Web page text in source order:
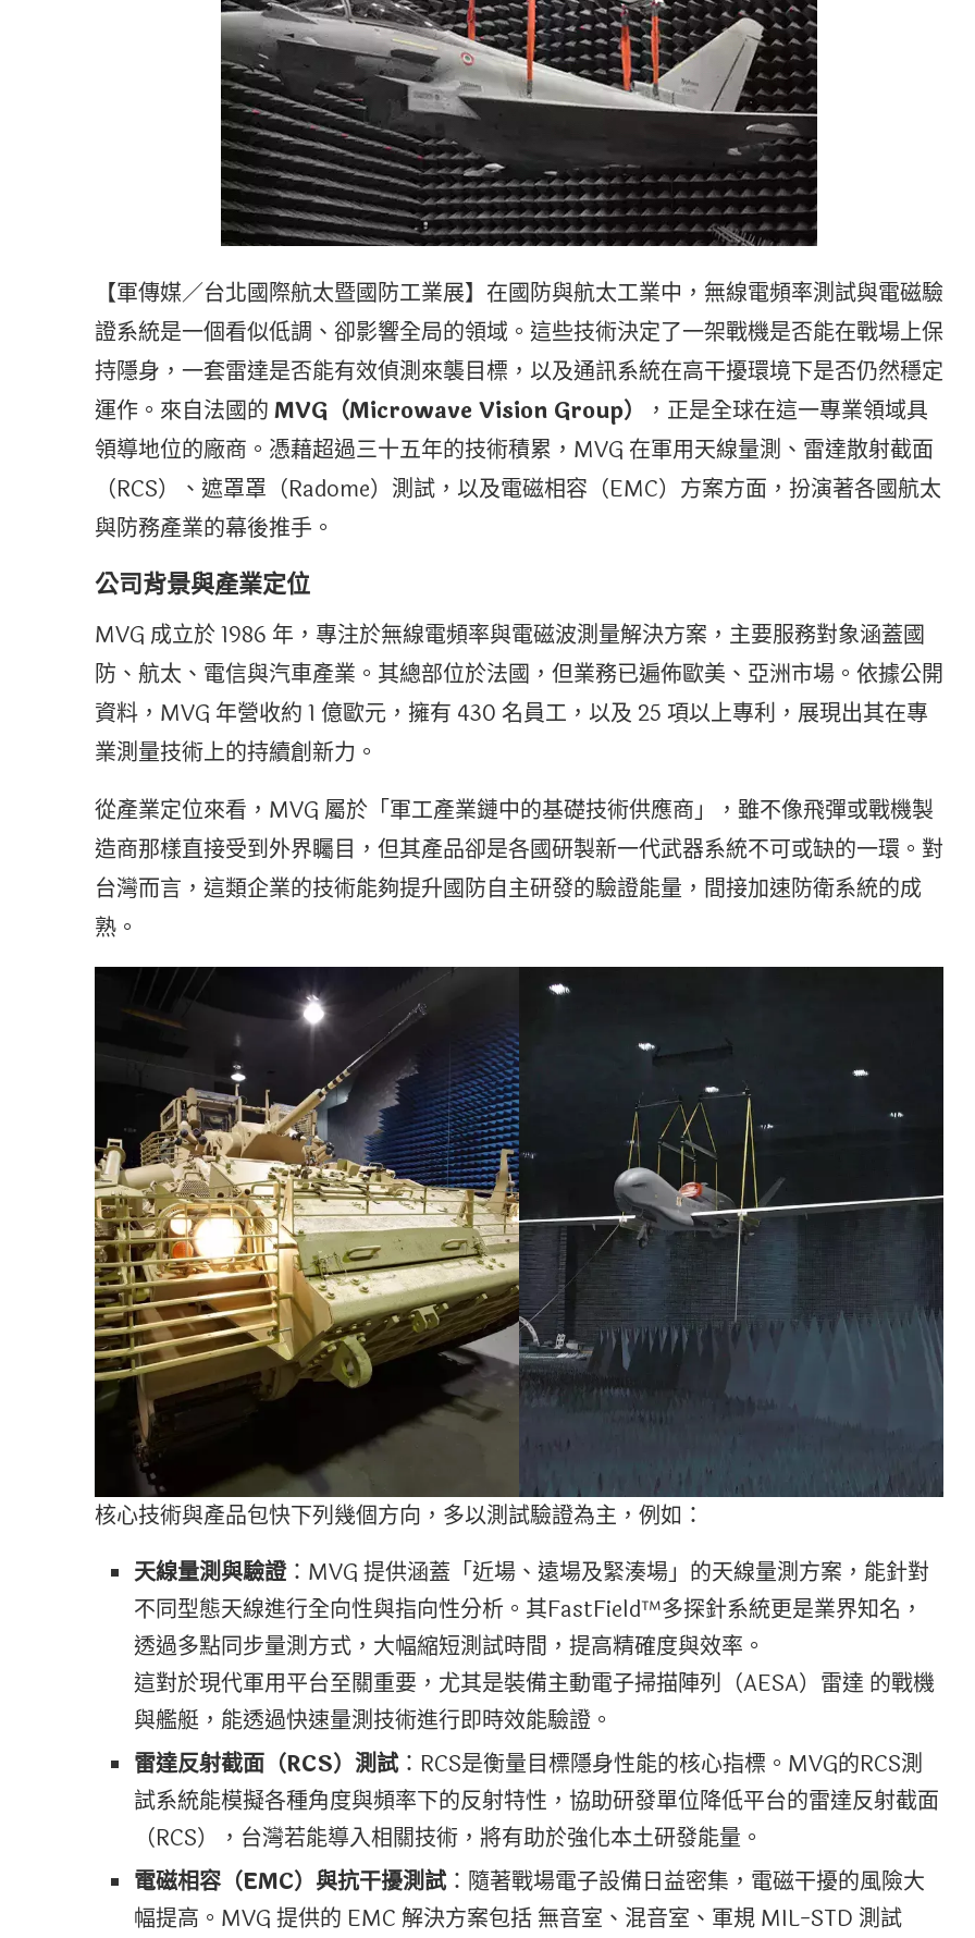
【軍傳媒／台北國際航太暨國防工業展】在國防與航太工業中，無線電頻率測試與電磁驗
證系統是一個看似低調、卻影響全局的領域。這些技術決定了一架戰機是否能在戰場上保
持隱身，一套雷達是否能有效偵測來襲目標，以及通訊系統在高干擾環境下是否仍然穩定
運作。來自法國的MVG （Microwave Vision Group）
，正是全球在這一專業領域具
領導地位的廠商。憑藉超過三十五年的技術積累，MVG 在軍用天線量測、雷達散射截面
（RCS）、遮罩罩（Radome）測試，以及電磁相容（EMC）方案方面，扮演著各國航太
與防務產業的幕後推手。
公司背景與產業定位
MVG 成立於 1986 年，專注於無線電頻率與電磁波測量解決方案，主要服務對象涵蓋國
防、航太、電信與汽車產業。其總部位於法國，但業務已遍佈歐美、亞洲市場。依據公開
資料，MVG 年營收約 1 億歐元，擁有 430 名員工，以及 25 項以上專利，展現出其在專
業測量技術上的持續創新力。
從產業定位來看，MVG 屬於「軍工產業鏈中的基礎技術供應商」，雖不像飛彈或戰機製
造商那樣直接受到外界矚目，但其產品卻是各國研製新一代武器系統不可或缺的一環。對
台灣而言，這類企業的技術能夠提升國防自主研發的驗證能量，間接加速防衛系統的成
熟。
核心技術與產品包快下列幾個方向，多以測試驗證為主，例如：
天線量測與驗證：MVG 提供涵蓋「近場、遠場及緊湊場」的天線量測方案，能針對
不同型態天線進行全向性與指向性分析。其FastField™多探針系統更是業界知名，
透過多點同步量測方式，大幅縮短測試時間，提高精確度與效率。
這對於現代軍用平台至關重要，尤其是裝備主動電子掃描陣列（AESA）雷達 的戰機
與艦艇，能透過快速量測技術進行即時效能驗證。
雷達反射截面（RCS）測試 ：RCS是衡量目標隱身性能的核心指標。MVG的RCS測
試系統能模擬各種角度與頻率下的反射特性，協助研發單位降低平台的雷達反射截面
（RCS），台灣若能導入相關技術，將有助於強化本土研發能量。
電磁相容（EMC）與抗干擾測試 ：隨著戰場電子設備日益密集，電磁干擾的風險大
幅提高。MVG 提供的 EMC 解決方案包括 無音室、混音室、軍規 MIL-STD 測試